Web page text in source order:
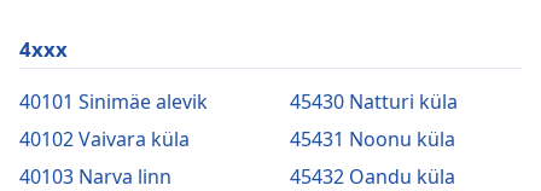
4xxx
40101 Sinimäe alevik
40102 Vaivara küla
40103 Narva linn
45430 Natturi küla
45431 Noonu küla
45432 Oandu küla